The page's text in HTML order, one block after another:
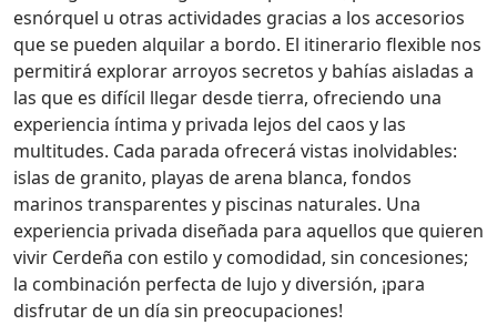
esnórquel u otras actividades gracias a los accesorios
que se pueden alquilar a bordo. El itinerario flexible nos
permitirá explorar arroyos secretos y bahías aisladas a
las que es difícil llegar desde tierra, ofreciendo una
experiencia íntima y privada lejos del caos y las
multitudes. Cada parada ofrecerá vistas inolvidables:
islas de granito, playas de arena blanca, fondos
marinos transparentes y piscinas naturales. Una
experiencia privada diseñada para aquellos que quieren
vivir Cerdeña con estilo y comodidad, sin concesiones;
la combinación perfecta de lujo y diversión, ¡para
disfrutar de un día sin preocupaciones!